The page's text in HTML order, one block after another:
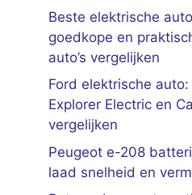
Beste elektrische
goedkope en
auto’s vergelijken
Ford elektrische
Explorer Electric en
vergelijken
Peugeot e-208
laad snelheid en